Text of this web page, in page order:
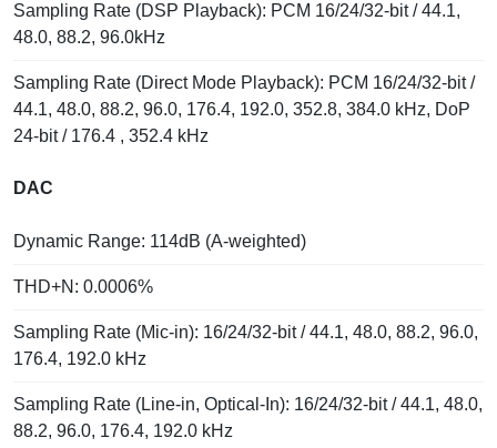
Sampling Rate (DSP Playback): PCM 16/24/32-bit / 44.1,
48.0, 88.2, 96.0kHz
Sampling Rate (Direct Mode Playback): PCM 16/24/32-bit /
44.1, 48.0, 88.2, 96.0, 176.4, 192.0, 352.8, 384.0 kHz, DoP
24-bit / 176.4 , 352.4 kHz
DAC
Dynamic Range: 114dB (A-weighted)
THD+N: 0.0006%
Sampling Rate (Mic-in): 16/24/32-bit / 44.1, 48.0, 88.2, 96.0,
176.4, 192.0 kHz
Sampling Rate (Line-in, Optical-In): 16/24/32-bit / 44.1, 48.0,
88.2, 96.0, 176.4, 192.0 kHz